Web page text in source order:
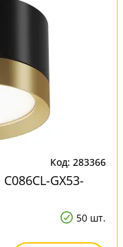
Код: 283366
GX53-
50 шт.